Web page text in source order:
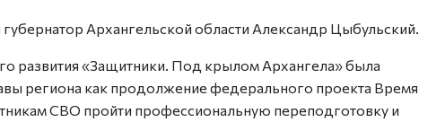
Архангельской области Александр Цыбульский.
развития «Защитники. Под крылом Архангела» была
региона как продолжение федерального проекта Время
СВО пройти профессиональную переподготовку и